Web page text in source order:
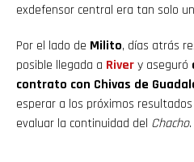
exdefensor central era tan solo
Por el lado de Milito, días atrás
posible llegada a Rivery aseguró
contrato con Chivas de
esperar a los próximos
evaluar la continuidad del Chacho.